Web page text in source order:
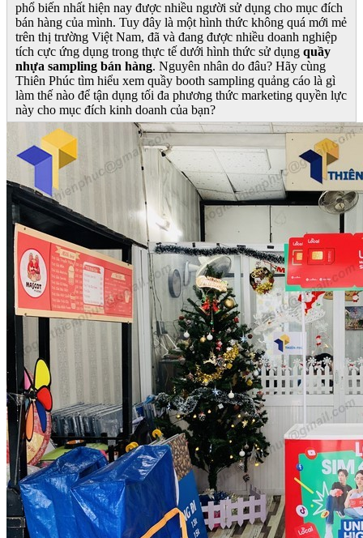
phổ biến nhất hiện nay được nhiều người sử dụng cho mục đích
bán hàng của mình. Tuy đây là một hình thức không quá mới mẻ
trên thị trường Việt Nam, đã và đang được nhiều doanh nghiệp
tích cực ứng dụng trong thực tế dưới hình thức sử dụng quầy
nhựa sampling bán hàng. Nguyên nhân do đâu? Hãy cùng
Thiên Phúc tìm hiểu xem quầy booth sampling quảng cáo là gì
làm thế nào để tận dụng tối đa phương thức marketing quyền lực
này cho mục đích kinh doanh của bạn?